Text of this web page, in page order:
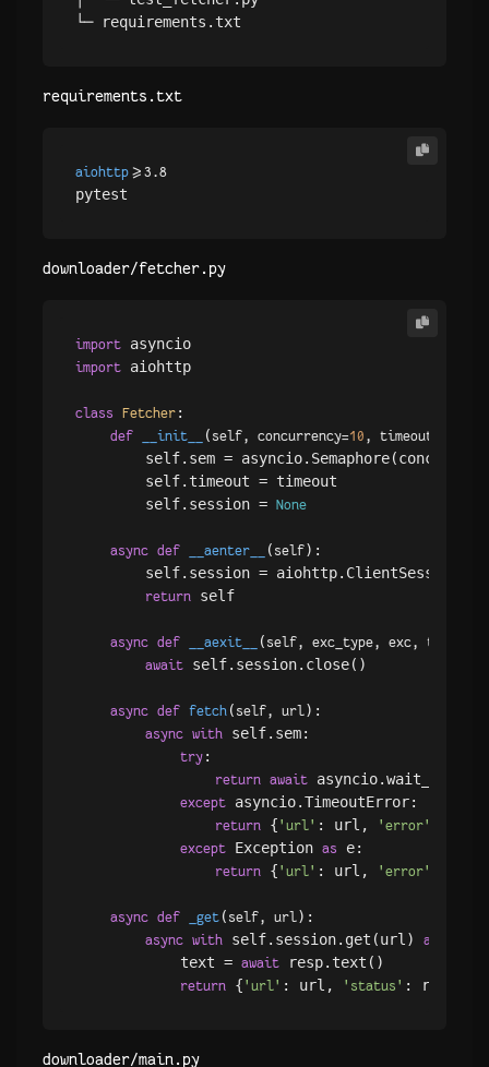
requirements.txt
aiohttp>=3.8
downloader/fetcher.py
import
import aiohttp
class Fetcher :
def __init__ ( self, concurrency=10 , timeout=
self.sem =
        self.timeout = timeout
        self.session =
None
async def __aenter__ ( self):
        self.session = aiohttp.ClientSession()
return self
async def __aexit__ ( self, exc_type, exc, tb
await self.session.close()
async def fetch ( self, url):
async with self.sem:
try :
return await
except asyncio.TimeoutError:
return { 'url' : url, 'error'
except Exception as e:
return { 'url' : url, 'error'
async def _get ( self, url):
async with self.session.get(url) as
            text =
await resp.text()
return { 'url' : url, 'status' :
downloader/main.py